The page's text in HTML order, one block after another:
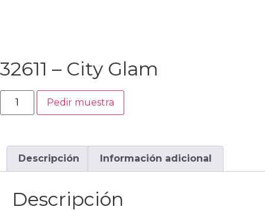
32611 – City Glam
Pedir muestra
Descripción Información adicional
Descripción